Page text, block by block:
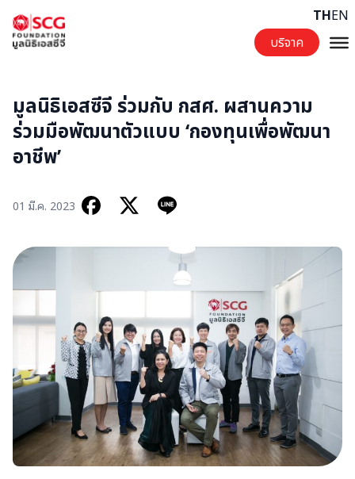
บริจาค
THEN
มูลนิธิเอสซีจี ร่วมกับ กสศ. ผสานความ
ร่วมมือพัฒนาตัวแบบ ‘กองทุนเพื่อพัฒนา
อาชีพ’
01 มี.ค. 2023